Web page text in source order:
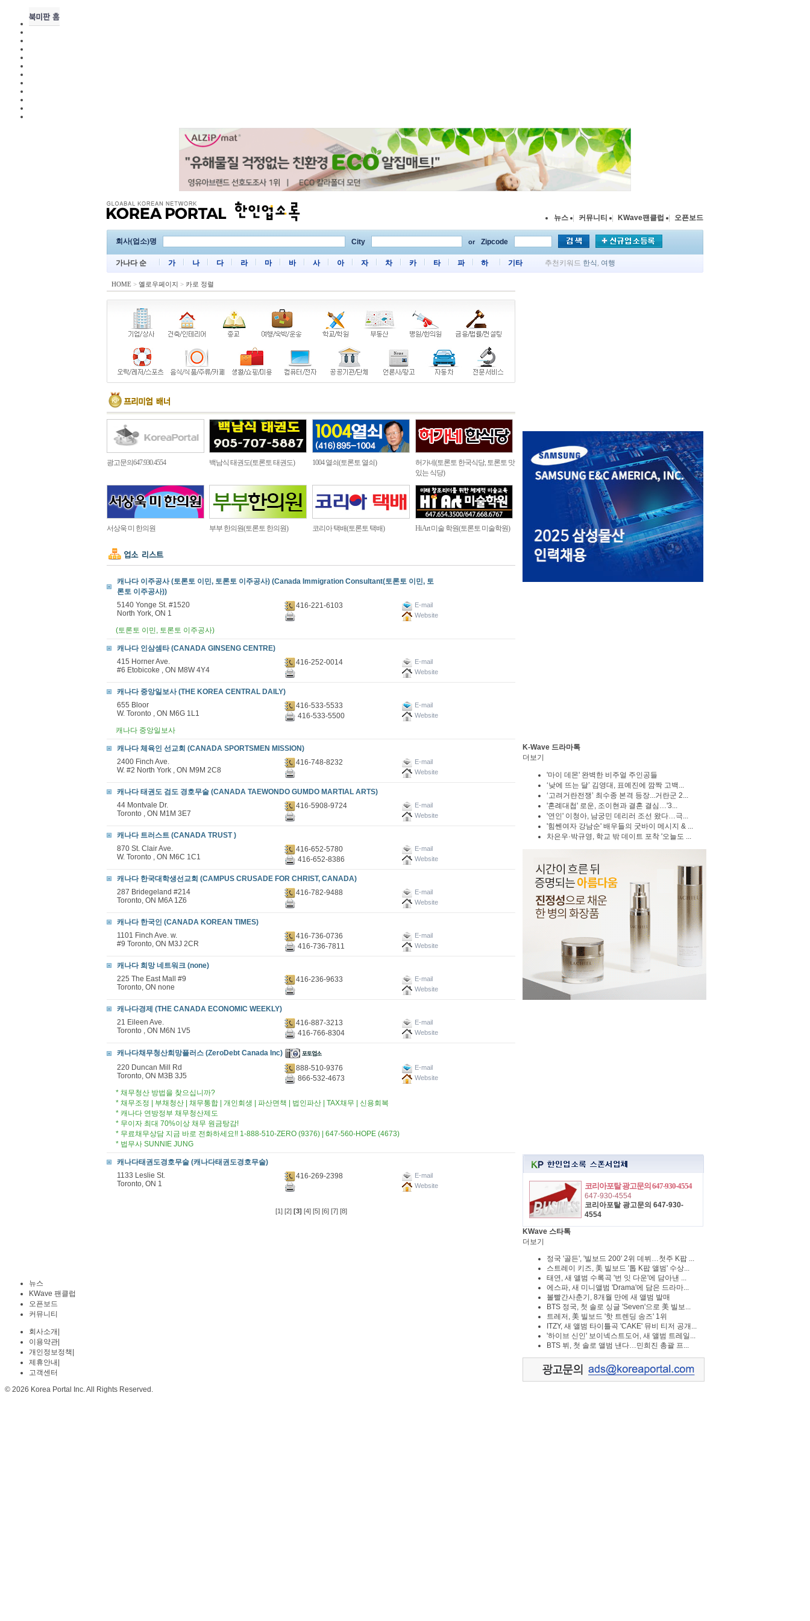
뉴스 커뮤니티 KWave팬클럽 오픈보드
회사(업소)명 City or Zipcode
가나다 순 가 나 다 라 마 바 사 아 자 차 카 타 파 하 기타 추천키워드 한식 , 여행
HOME > 옐로우페이지 > 카로 정렬
광고문의647.930.4554 백남식 태권도(토론토 태권도) 1004 열쇠(토론토 열쇠)
허가네(토론토 한국식당, 토론토 맛
있는 식당)
서상욱 미 한의원 부부 한의원(토론토 한의원) 코리아 택배(토론토 택배) Hi Art 미술 학원(토론토 미술학원)
캐나다 이주공사 (토론토 이민, 토론토 이주공사) (Canada Immigration Consultant(토론토 이민, 토
론토 이주공사))
5140 Yonge St. #1520
North York, ON 1
416-221-6103
E-mail
Website
(토론토 이민, 토론토 이주공사)
캐나다 인삼셈타 (CANADA GINSENG CENTRE)
415 Horner Ave.
#6 Etobicoke , ON M8W 4Y4
416-252-0014
E-mail
Website
캐나다 중앙일보사 (THE KOREA CENTRAL DAILY)
655 Bloor
W. Toronto , ON M6G 1L1
416-533-5533 E-mail
416-533-5500 Website
캐나다 중앙일보사
캐나다 체육인 선교회 (CANADA SPORTSMEN MISSION)
2400 Finch Ave.
W. #2 North York , ON M9M 2C8
416-748-8232
E-mail
Website
캐나다 태권도 검도 경호무술 (CANADA TAEWONDO GUMDO MARTIAL ARTS)
44 Montvale Dr.
Toronto , ON M1M 3E7
416-5908-9724
E-mail
Website
캐나다 트러스트 (CANADA TRUST )
870 St. Clair Ave.
W. Toronto , ON M6C 1C1
416-652-5780 E-mail
416-652-8386 Website
캐나다 한국대학생선교회 (CAMPUS CRUSADE FOR CHRIST, CANADA)
287 Bridegeland #214
Toronto, ON M6A 1Z6
416-782-9488
E-mail
Website
캐나다 한국인 (CANADA KOREAN TIMES)
1101 Finch Ave. w.
#9 Toronto, ON M3J 2CR
416-736-0736 E-mail
416-736-7811 Website
캐나다 희망 네트워크 (none)
225 The East Mall #9
Toronto, ON none
416-236-9633
E-mail
Website
캐나다경제 (THE CANADA ECONOMIC WEEKLY)
21 Eileen Ave.
Toronto , ON M6N 1V5
416-887-3213 E-mail
416-766-8304 Website
캐나다채무청산희망플러스 (ZeroDebt Canada Inc)
220 Duncan Mill Rd
Toronto, ON M3B 3J5
888-510-9376 E-mail
866-532-4673 Website
* 채무청산 방법을 찾으십니까?
* 채무조정 | 부채청산 | 채무통합 | 개인회생 | 파산면책 | 법인파산 | TAX채무 | 신용회복
* 캐나다 연방정부 채무청산제도
* 무이자 최대 70%이상 채무 원금탕감!
* 무료채무상담 지금 바로 전화하세요!! 1-888-510-ZERO (9376) | 647-560-HOPE (4673)
* 법무사 SUNNIE JUNG
캐나다태권도경호무술 (캐나다태권도경호무술)
1133 Leslie St.
Toronto, ON 1
416-269-2398
E-mail
Website
[1] [2] [3] [4] [5] [6] [7] [8]
K-Wave 드라마톡
더보기
'마이 데몬' 완벽한 비주얼 주인공들
‘낮에 뜨는 달’ 김영대, 표예진에 깜짝 고백...
‘고려거란전쟁’ 최수종 본격 등장...거란군 2...
'혼례대첩' 로운, 조이현과 결혼 결심…'3...
'연인' 이청아, 남궁민 데리러 조선 왔다…극...
'힘쎈여자 강남순' 배우들의 굿바이 메시지 & ...
차은우·박규영, 학교 밖 데이트 포착 '오늘도 ...
코리아포탈 광고문의 647-930-4554
647-930-4554
코리아포탈 광고문의 647-930-
4554
KWave 스타톡
더보기
정국 '골든', '빌보드 200' 2위 데뷔…첫주 K팝 ...
스트레이 키즈, 美 빌보드 '톱 K팝 앨범' 수상...
태연, 새 앨범 수록곡 '번 잇 다운'에 담아낸 ...
에스파, 새 미니앨범 'Drama'에 담은 드라마...
볼빨간사춘기, 8개월 만에 새 앨범 발매
BTS 정국, 첫 솔로 싱글 'Seven'으로 美 빌보...
트레저, 美 빌보드 '핫 트렌딩 송즈' 1위
ITZY, 새 앨범 타이틀곡 'CAKE' 뮤비 티저 공개...
'하이브 신인' 보이넥스트도어, 새 앨범 트레일...
BTS 뷔, 첫 솔로 앨범 낸다…민희진 총괄 프...
뉴스
KWave 팬클럽
오픈보드
커뮤니티
회사소개
이용약관
개인정보정책
제휴안내
고객센터
© 2026 Korea Portal Inc. All Rights Reserved.